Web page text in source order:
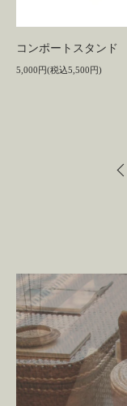
コンポートスタンド
5,000円(税込5,500円)